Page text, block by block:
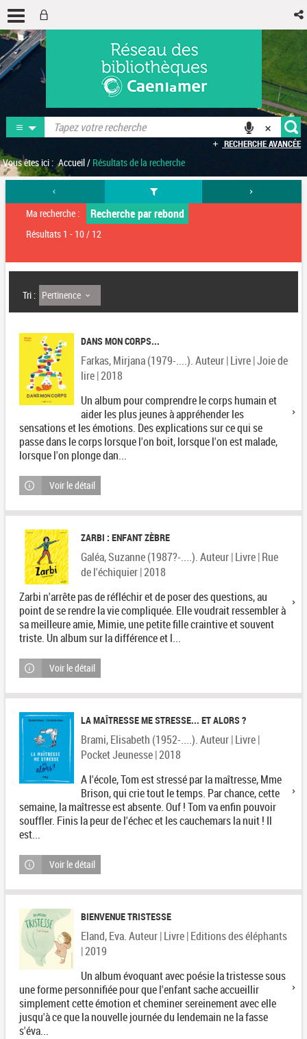
RECHERCHE AVANCÉE
Vous êtes ici : Accueil/ Résultats de la recherche
Ma recherche : Recherche par rebond
Résultats 1 - 10/ 12
Tri : Pertinence
DANS MON CORPS...
Farkas, Mirjana (1979-....). Auteur | Livre | Joie de
lire | 2018
Un album pour comprendre le corps humain et
aider les plus jeunes à appréhender les
sensations et les émotions. Des explications sur ce qui se
passe dans le corps lorsque l'on boit, lorsque l'on est malade,
lorsque l'on plonge dan...
Voir le détail
ZARBI : ENFANT ZÈBRE
Galéa, Suzanne (1987?-....). Auteur | Livre | Rue
de l'échiquier | 2018
Zarbi n'arrête pas de réfléchir et de poser des questions, au
point de se rendre la vie compliquée. Elle voudrait ressembler à
sa meilleure amie, Mimie, une petite fille craintive et souvent
triste. Un album sur la différence et l...
Voir le détail
LA MAÎTRESSE ME STRESSE... ET ALORS ?
Brami, Elisabeth (1952-....). Auteur | Livre |
Pocket Jeunesse | 2018
A l'école, Tom est stressé par la maîtresse, Mme
Brison, qui crie tout le temps. Par chance, cette
semaine, la maîtresse est absente. Ouf ! Tom va enfin pouvoir
souffler. Finis la peur de l'échec et les cauchemars la nuit ! Il
est...
Voir le détail
BIENVENUE TRISTESSE
Eland, Eva. Auteur | Livre | Editions des éléphants
| 2019
Un album évoquant avec poésie la tristesse sous
une forme personnifiée pour que l'enfant sache accueillir
simplement cette émotion et cheminer sereinement avec elle
jusqu'à ce que la nouvelle journée du lendemain ne la fasse
s'éva...